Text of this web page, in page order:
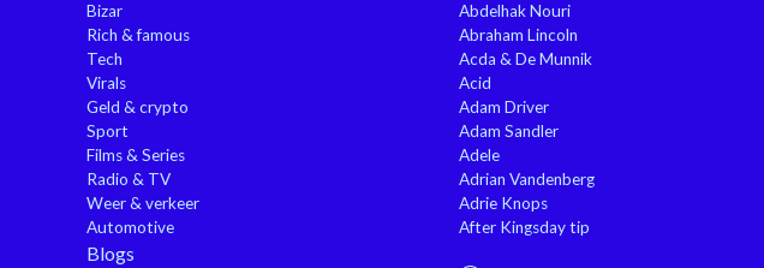
Bizar
Rich & famous
Tech
Virals
Geld & crypto
Sport
Films & Series
Radio & TV
Weer & verkeer
Automotive
Blogs
Abdelhak Nouri
Abraham Lincoln
Acda & De Munnik
Acid
Adam Driver
Adam Sandler
Adele
Adrian Vandenberg
Adrie Knops
After Kingsday tip